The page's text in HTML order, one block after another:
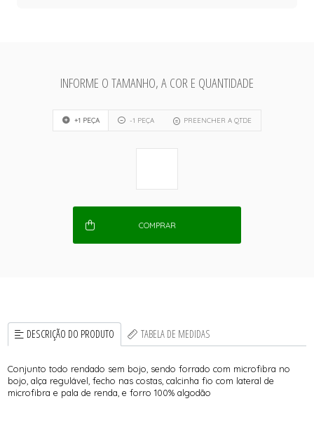
INFORME O TAMANHO, A COR E QUANTIDADE
+1 PEÇA -1 PEÇA PREENCHER A QTDE
COMPRAR
DESCRIÇÃO DO PRODUTO TABELA DE MEDIDAS
Conjunto todo rendado sem bojo, sendo forrado com microfibra no
bojo, alça regulável, fecho nas costas, calcinha fio com lateral de
microfibra e pala de renda, e forro 100% algodão